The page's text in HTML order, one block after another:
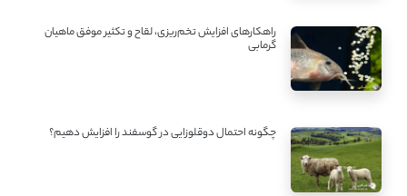
راهکارهای افزایش تخم‌ریزی، لقاح و تکثیر موفق ماهیان
گرمابی
چگونه احتمال دوقلوزایی در گوسفند را افزایش دهیم؟